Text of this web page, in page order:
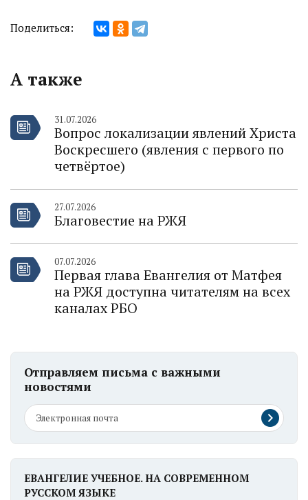
Поделиться:
А также
31.07.2026
Вопрос локализации явлений Христа
Воскресшего (явления с первого по
четвёртое)
27.07.2026
Благовестие на РЖЯ
07.07.2026
Первая глава Евангелия от Матфея
на РЖЯ доступна читателям на всех
каналах РБО
Отправляем письма с важными
новостями
ЕВАНГЕЛИЕ УЧЕБНОЕ. НА СОВРЕМЕННОМ
РУССКОМ ЯЗЫКЕ